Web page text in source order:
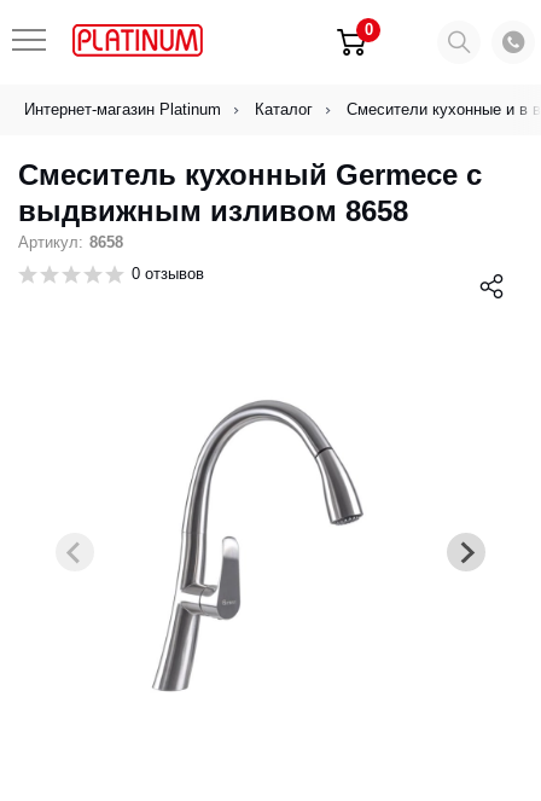
0
Интернет-магазин Platinum Каталог Смесители кухонные и в
Смеситель кухонный Germece с
выдвижным изливом 8658
Артикул: 8658
0 отзывов